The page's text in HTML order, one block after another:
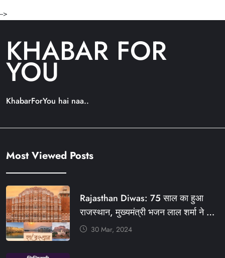
-->
KHABAR FOR
YOU
KhabarForYou hai naa..
Most Viewed Posts
Rajasthan Diwas: 75 साल का हुआ
राजस्थान, मुख्यमंत्री भजन लाल शर्मा ने दी
बधाई, आज फ्री रहेंगी ये सेवाएं
30 Mar, 2024